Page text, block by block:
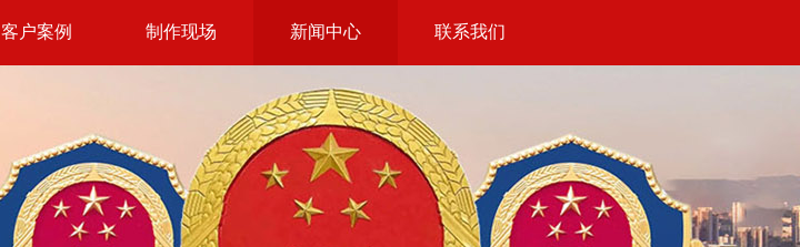
客户案例 制作现场 新闻中心 联系我们